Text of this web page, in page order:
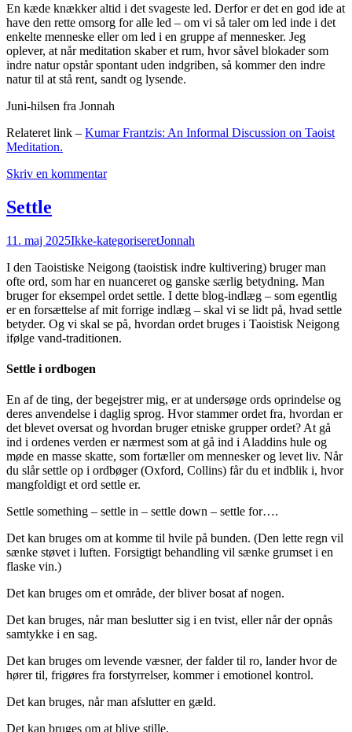
En kæde knækker altid i det svageste led. Derfor er det en god ide at
have den rette omsorg for alle led – om vi så taler om led inde i det
enkelte menneske eller om led i en gruppe af mennesker. Jeg
oplever, at når meditation skaber et rum, hvor såvel blokader som
indre natur opstår spontant uden indgriben, så kommer den indre
natur til at stå rent, sandt og lysende.
Juni-hilsen fra Jonnah
Relateret link – Kumar Frantzis: An Informal Discussion on Taoist
Meditation.
Skriv en kommentar
Settle
11. maj 2025Ikke-kategoriseretJonnah
I den Taoistiske Neigong (taoistisk indre kultivering) bruger man
ofte ord, som har en nuanceret og ganske særlig betydning. Man
bruger for eksempel ordet settle. I dette blog-indlæg – som egentlig
er en forsættelse af mit forrige indlæg – skal vi se lidt på, hvad settle
betyder. Og vi skal se på, hvordan ordet bruges i Taoistisk Neigong
ifølge vand-traditionen.
Settle i ordbogen
En af de ting, der begejstrer mig, er at undersøge ords oprindelse og
deres anvendelse i daglig sprog. Hvor stammer ordet fra, hvordan er
det blevet oversat og hvordan bruger etniske grupper ordet? At gå
ind i ordenes verden er nærmest som at gå ind i Aladdins hule og
møde en masse skatte, som fortæller om mennesker og levet liv. Når
du slår settle op i ordbøger (Oxford, Collins) får du et indblik i, hvor
mangfoldigt et ord settle er.
Settle something – settle in – settle down – settle for….
Det kan bruges om at komme til hvile på bunden. (Den lette regn vil
sænke støvet i luften. Forsigtigt behandling vil sænke grumset i en
flaske vin.)
Det kan bruges om et område, der bliver bosat af nogen.
Det kan bruges, når man beslutter sig i en tvist, eller når der opnås
samtykke i en sag.
Det kan bruges om levende væsner, der falder til ro, lander hvor de
hører til, frigøres fra forstyrrelser, kommer i emotionel kontrol.
Det kan bruges, når man afslutter en gæld.
Det kan bruges om at blive stille.